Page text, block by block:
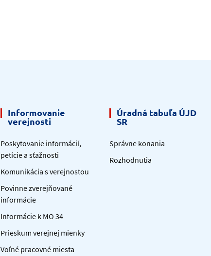
Informovanie
verejnosti
Poskytovanie informácií,
petície a sťažnosti
Komunikácia s verejnosťou
Povinne zverejňované
informácie
Informácie k MO 34
Prieskum verejnej mienky
Voľné pracovné miesta
Úradná tabuľa ÚJD
SR
Správne konania
Rozhodnutia